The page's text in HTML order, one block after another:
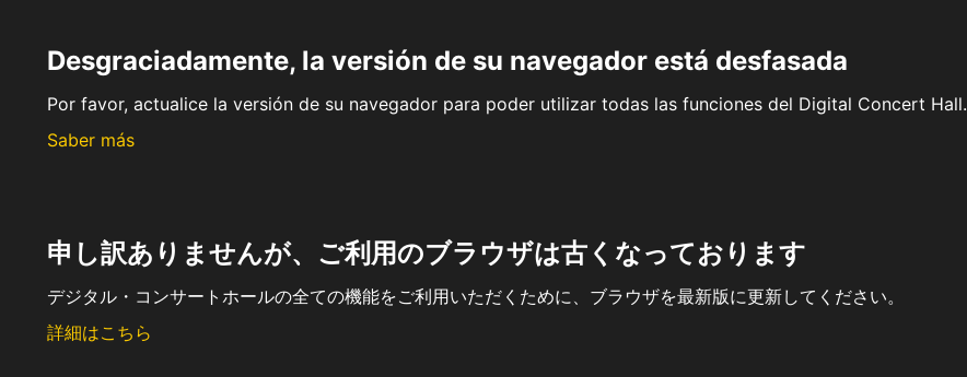
Desgraciadamente, la versión de su navegador está desfasada
Por favor, actualice la versión de su navegador para poder utilizar todas las funciones del Digital Concert Hall.
Saber más
申し訳ありませんが、ご利用のブラウザは古くなっております
デジタル・コンサートホールの全ての機能をご利用いただくために、ブラウザを最新版に更新してください。
詳細はこちら